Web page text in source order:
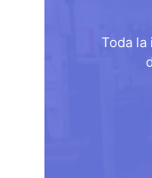
Toda la